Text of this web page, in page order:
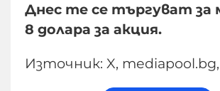
Днес те се търгуват за
8 долара за акция.
Източник: X, mediapool.bg,